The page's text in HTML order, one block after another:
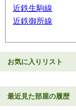
近鉄生駒線
近鉄御所線
お気に入りリスト
最近見た部屋の履歴